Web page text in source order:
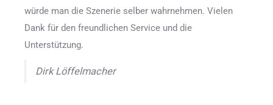
würde man die Szenerie selber wahrnehmen. Vielen
Dank für den freundlichen Service und die
Unterstützung.
Dirk Löffelmacher